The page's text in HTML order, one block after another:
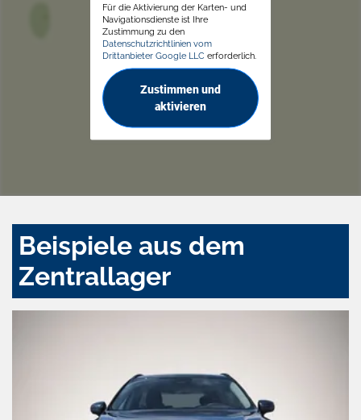
Für die Aktivierung der Karten- und
Navigationsdienste ist Ihre
Zustimmung zu den
Datenschutzrichtlinien vom
Drittanbieter Google LLC erforderlich.
Zustimmen und
aktivieren
Beispiele aus dem
Zentrallager